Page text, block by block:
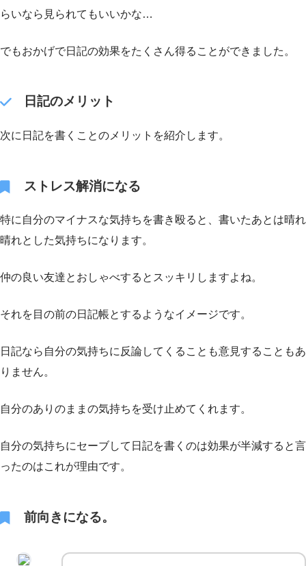
らいなら見られてもいいかな…
でもおかげで日記の効果をたくさん得ることができました。
日記のメリット
次に日記を書くことのメリットを紹介します。
ストレス解消になる
特に自分のマイナスな気持ちを書き殴ると、書いたあとは晴れ
晴れとした気持ちになります。
仲の良い友達とおしゃべするとスッキリしますよね。
それを目の前の日記帳とするようなイメージです。
日記なら自分の気持ちに反論してくることも意見することもあ
りません。
自分のありのままの気持ちを受け止めてくれます。
自分の気持ちにセーブして日記を書くのは効果が半減すると言
ったのはこれが理由です。
前向きになる。